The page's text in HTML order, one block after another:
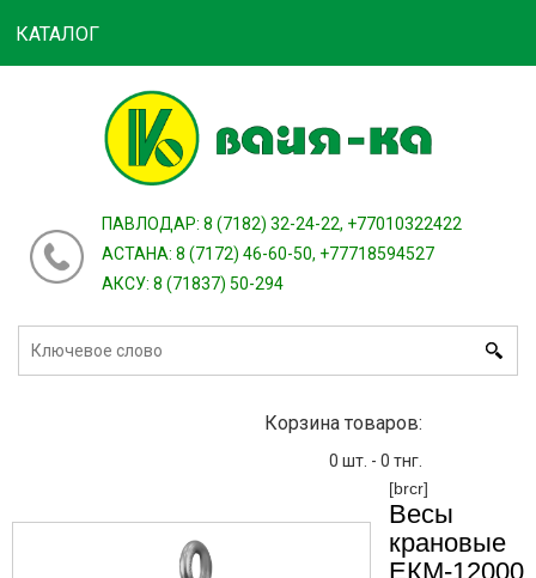
ПАВЛОДАР: 8 (7182) 32-24-22, +77010322422
АСТАНА: 8 (7172) 46-60-50, +77718594527
АКСУ: 8 (71837) 50-294
Корзина товаров:
0 шт. - 0 тнг.
КАТАЛОГ
[brcr]
Весы
крановые
ЕКМ-